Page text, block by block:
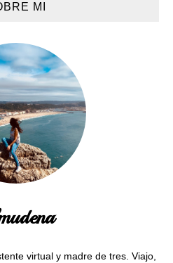
MI
virtual y madre de tres. Viajo,